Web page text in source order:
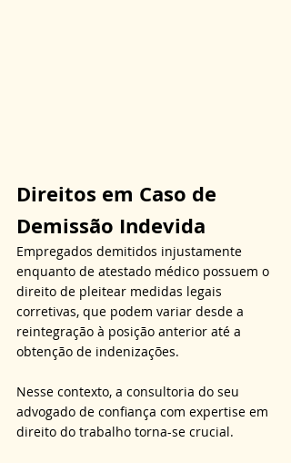
Direitos em Caso de
Demissão Indevida
Empregados demitidos injustamente
enquanto de atestado médico possuem o
direito de pleitear medidas legais
corretivas, que podem variar desde a
reintegração à posição anterior até a
obtenção de indenizações.
Nesse contexto, a consultoria do seu
advogado de confiança com expertise em
direito do trabalho torna-se crucial.